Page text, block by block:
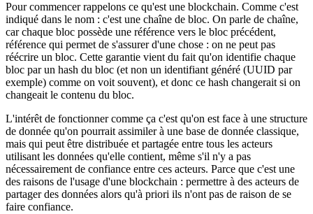
Pour commencer rappelons ce qu'est une blockchain. Comme c'est
indiqué dans le nom : c'est une chaîne de bloc. On parle de chaîne,
car chaque bloc possède une référence vers le bloc précédent,
référence qui permet de s'assurer d'une chose : on ne peut pas
réécrire un bloc. Cette garantie vient du fait qu'on identifie chaque
bloc par un hash du bloc (et non un identifiant généré (UUID par
exemple) comme on voit souvent), et donc ce hash changerait si on
changeait le contenu du bloc.
L'intérêt de fonctionner comme ça c'est qu'on est face à une structure
de donnée qu'on pourrait assimiler à une base de donnée classique,
mais qui peut être distribuée et partagée entre tous les acteurs
utilisant les données qu'elle contient, même s'il n'y a pas
nécessairement de confiance entre ces acteurs. Parce que c'est une
des raisons de l'usage d'une blockchain : permettre à des acteurs de
partager des données alors qu'à priori ils n'ont pas de raison de se
faire confiance.